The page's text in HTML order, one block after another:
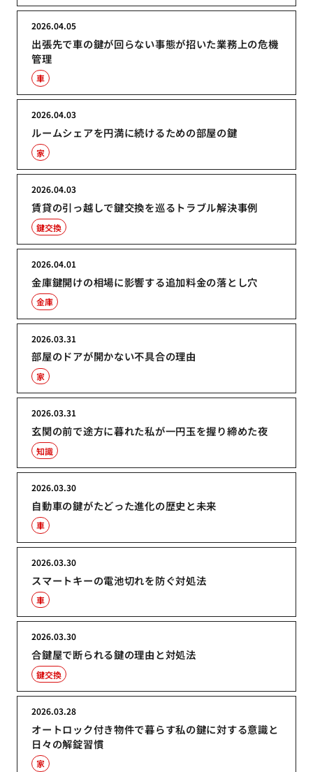
出張先で車の鍵が回らない事態が招いた業務上の危機
管理
2026.04.05
車
ルームシェアを円満に続けるための部屋の鍵
2026.04.03
家
賃貸の引っ越しで鍵交換を巡るトラブル解決事例
2026.04.03
鍵交換
金庫鍵開けの相場に影響する追加料金の落とし穴
2026.04.01
金庫
部屋のドアが開かない不具合の理由
2026.03.31
家
玄関の前で途方に暮れた私が一円玉を握り締めた夜
2026.03.31
知識
自動車の鍵がたどった進化の歴史と未来
2026.03.30
車
スマートキーの電池切れを防ぐ対処法
2026.03.30
車
合鍵屋で断られる鍵の理由と対処法
2026.03.30
鍵交換
オートロック付き物件で暮らす私の鍵に対する意識と
日々の解錠習慣
2026.03.28
家